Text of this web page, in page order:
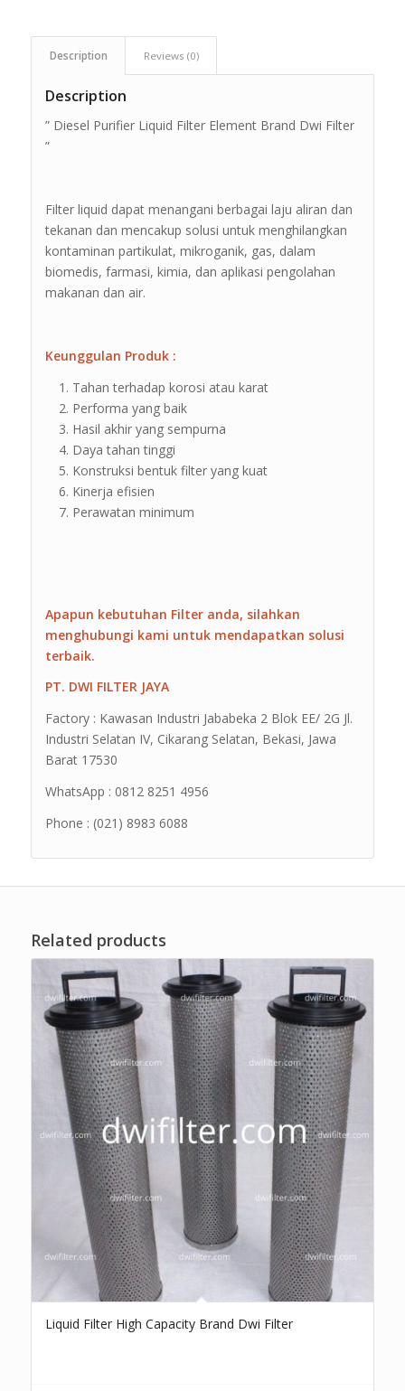
Description Reviews (0)
Description
” Diesel Purifier Liquid Filter Element Brand Dwi Filter
”
Filter liquid dapat menangani berbagai laju aliran dan
tekanan dan mencakup solusi untuk menghilangkan
kontaminan partikulat, mikroganik, gas, dalam
biomedis, farmasi, kimia, dan aplikasi pengolahan
makanan dan air.
Keunggulan Produk :
Tahan terhadap korosi atau karat
Performa yang baik
Hasil akhir yang sempurna
Daya tahan tinggi
Konstruksi bentuk filter yang kuat
Kinerja efisien
Perawatan minimum
Apapun kebutuhan Filter anda, silahkan
menghubungi kami untuk mendapatkan solusi
terbaik.
PT. DWI FILTER JAYA
Factory : Kawasan Industri Jababeka 2 Blok EE/ 2G Jl.
Industri Selatan IV, Cikarang Selatan, Bekasi, Jawa
Barat 17530
WhatsApp : 0812 8251 4956
Phone : (021) 8983 6088
Related products
Liquid Filter High Capacity Brand Dwi Filter